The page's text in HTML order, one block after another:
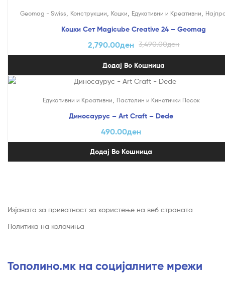
Geomag - Swiss Конструкции Коцки Едукативни и Креативни
Коцки Сет Magicube Creative 24 – Geomag
3,490.00ден
2,790.00ден
Додај Во Кошница
Едукативни и Креативни Пастелин и Кинетички Песок
Диносаурус – Art Craft – Dede
490.00ден
Додај Во Кошница
Изјавата за приватност за користење на веб страната
Политика на колачиња
Тополино.мк на социјалните мрежи